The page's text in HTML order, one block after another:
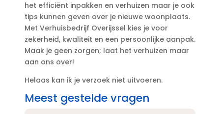
het efficiënt inpakken en verhuizen maar je ook
tips kunnen geven over je nieuwe woonplaats.​
Met Verhuisbedrijf Overijssel kies je voor
zekerheid, kwaliteit en een persoonlijke aanpak.​
Maak je geen zorgen; laat het verhuizen maar
aan ons over!
Helaas kan ik je verzoek niet uitvoeren.​
Meest gestelde vragen